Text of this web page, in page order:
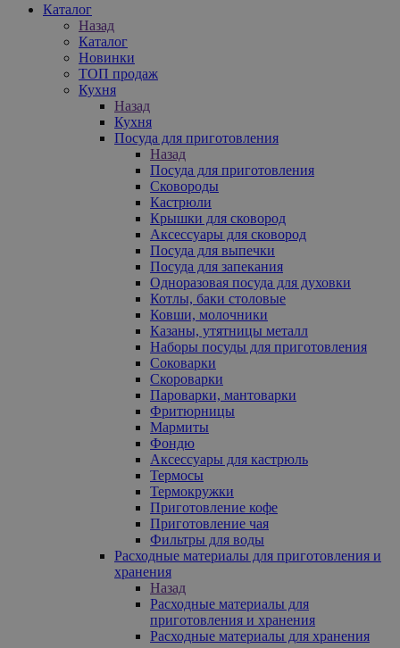
Каталог
Назад
Каталог
Новинки
ТОП продаж
Кухня
Назад
Кухня
Посуда для приготовления
Назад
Посуда для приготовления
Сковороды
Кастрюли
Крышки для сковород
Аксессуары для сковород
Посуда для выпечки
Посуда для запекания
Одноразовая посуда для духовки
Котлы, баки столовые
Ковши, молочники
Казаны, утятницы металл
Наборы посуды для приготовления
Соковарки
Скороварки
Пароварки, мантоварки
Фритюрницы
Мармиты
Фондю
Аксессуары для кастрюль
Термосы
Термокружки
Приготовление кофе
Приготовление чая
Фильтры для воды
Расходные материалы для приготовления и
хранения
Назад
Расходные материалы для
приготовления и хранения
Расходные материалы для хранения